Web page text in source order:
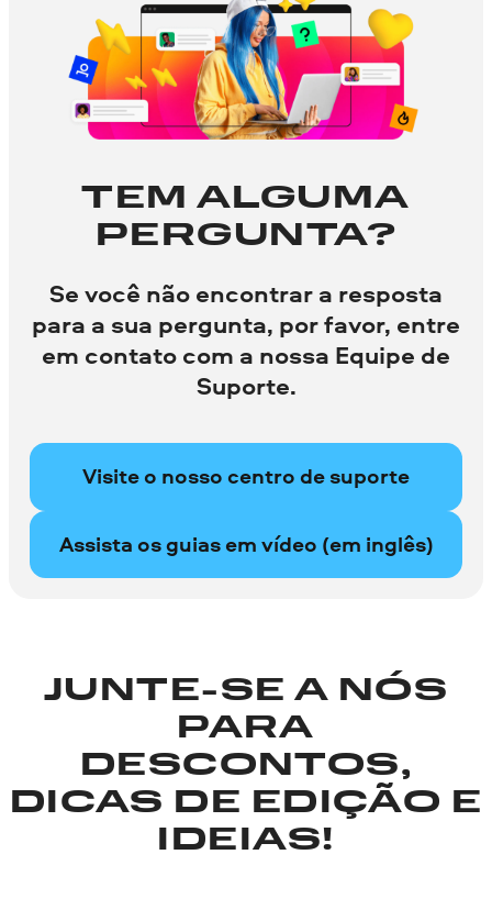
TEM ALGUMA
PERGUNTA?
Se você não encontrar a resposta
para a sua pergunta, por favor, entre
em contato com a nossa Equipe de
Suporte.
Visite o nosso centro de suporte
Assista os guias em vídeo (em inglês)
JUNTE-SE A NÓS
PARA
DESCONTOS,
DICAS DE EDIÇÃO E
IDEIAS!